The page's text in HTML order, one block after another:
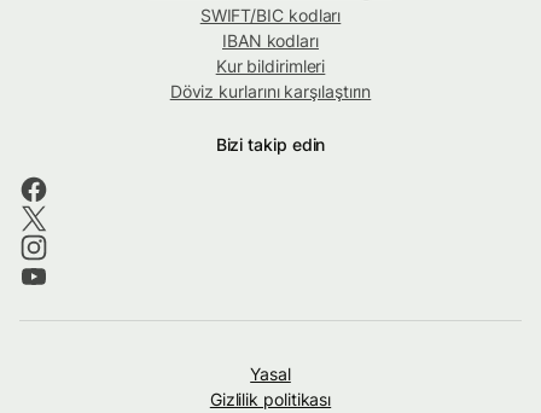
SWIFT/BIC kodları
IBAN kodları
Kur bildirimleri
Döviz kurlarını karşılaştırın
Bizi takip edin
Yasal
Gizlilik politikası